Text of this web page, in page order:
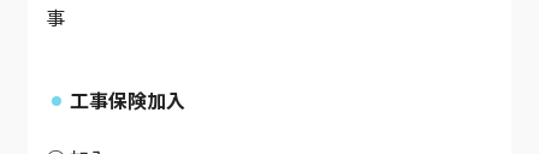
事
工事保険加入